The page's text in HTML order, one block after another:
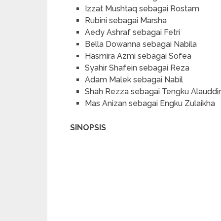
Izzat Mushtaq sebagai Rostam
Rubini sebagai Marsha
Aedy Ashraf sebagai Fetri
Bella Dowanna sebagai Nabila
Hasmira Azmi sebagai Sofea
Syahir Shafein sebagai Reza
Adam Malek sebagai Nabil
Shah Rezza sebagai Tengku
Mas Anizan sebagai Engku Zulaikha
SINOPSIS